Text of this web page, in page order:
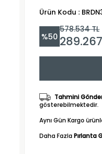
Ürün Kodu :
%50
578.534TL
289.267
Tahmini
gösterebilmektedir.
Aynı Gün Kargo
Daha FazlaPırlanta